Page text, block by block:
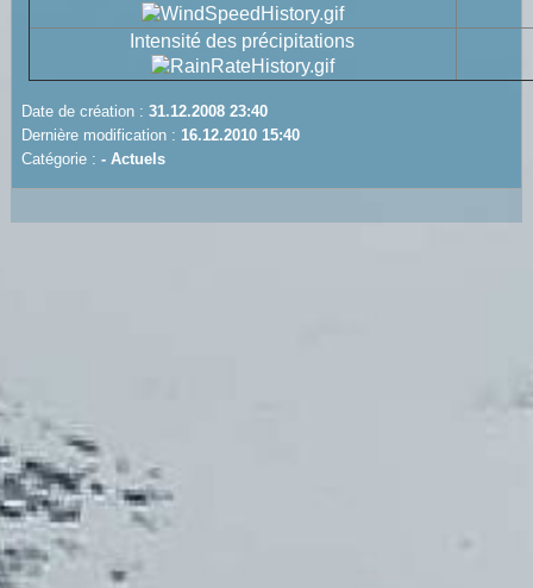
Intensité des précipitations
Date de création : 31.12.2008 23:40
Dernière modification : 16.12.2010 15:40
Catégorie : - Actuels